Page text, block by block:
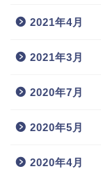
2021年4月
2021年3月
2020年7月
2020年5月
2020年4月